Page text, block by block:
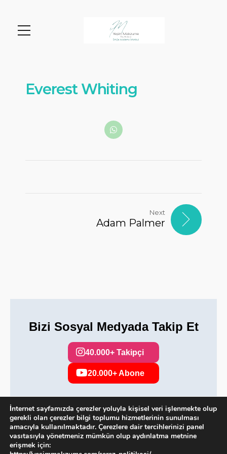
Everest Whiting
Next
Adam Palmer
Bizi Sosyal Medyada Takip Et
40.000+ Takipçi
20.000+ Abone
Copyright 2025. Tüm hakları saklıdır.
İnternet sayfamızda çerezler yoluyla kişisel veri işlenmekte olup
gerekli olan çerezler bilgi toplumu hizmetlerinin sunulması
amacıyla kullanılmaktadır. Çerezlere dair tercihlerinizi panel
vasıtasıyla yönetmeniz mümkün olup aydınlatma metnine
erişmek için: